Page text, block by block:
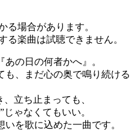
る場合があります。
楽曲は試聴できません。
あの日の何者かへ』。
も、まだ心の奥で鳴り続ける
立ち止まっても、
ゃなくてもいい。
を歌に込めた一曲です。